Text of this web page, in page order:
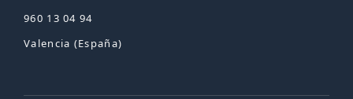
960 13 04 94
Valencia (España)